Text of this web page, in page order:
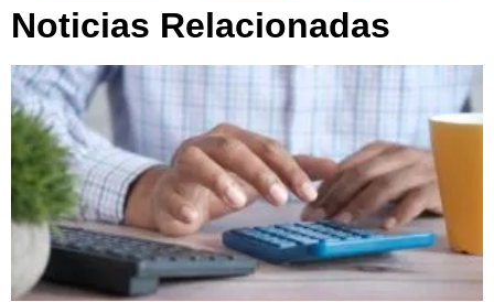
Noticias Relacionadas